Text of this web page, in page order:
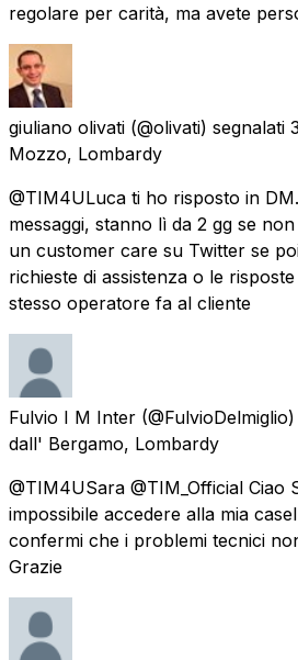
regolare per carità, ma avete
giuliano olivati (@olivati) segnalati
Mozzo, Lombardy
@TIM4ULuca ti ho risposto in
messaggi, stanno lì da 2 gg se
un customer care su Twitter se
richieste di assistenza o le
stesso operatore fa al cliente
Fulvio I M Inter
dall' Bergamo, Lombardy
@TIM4USara @TIM_Official Ciao
impossibile accedere alla mia
confermi che i problemi tecnici
Grazie